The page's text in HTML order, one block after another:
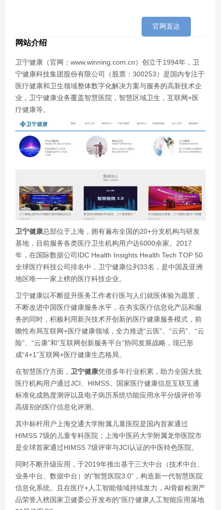
官网直达
网站介绍
卫宁健康（官网：www.winning.com.cn）创立于1994年，卫
宁健康科技集团股份有限公司（股票：300253）是国内专注于
医疗健康和卫生领域整体数字化解决方案与服务的高新技术企
业，卫宁健康业务覆盖智慧医院，智慧区域卫生，互联网+医
疗健康等。
卫宁健康总部位于上海，拥有遍布全国的20+分支机构与研发
基地，目前服务各类医疗卫生机构用户达6000余家。2017
年，在国际数据公司IDC Health Insights Health Tech TOP 50
全球医疗科技公司排名中，卫宁健康位列33名，是中国及亚洲
地区唯一一家上榜的医疗科技企业。
卫宁健康以不断提升医务工作者行医与人们就医体验为愿景，
不断改进中国医疗健康服务水平，在夯实医疗信息化产品和服
务的同时，积极利用新兴技术开创新的医疗健康服务模式，前
瞻性布局互联网+医疗健康领域，全力推进“云医”、“云药”、“云
险”、“云康”和“互联网创新服务平台”协同发展战略，现已形
成“4+1”互联网+医疗健康生态格局。
在智慧医疗方面，卫宁健康凭借多年行业积累，助力全国大批
医疗机构用户通过JCI、HIMSS、国家医疗健康信息互联互通
标准化成熟度测评以及电子病历系统功能应用水平分级评价等
高级别的医疗信息化评测。
其中标杆用户上海交通大学附属儿童医院是国内首家通过
HIMSS 7级的儿童专科医院；上海中医药大学附属龙华医院市
是全球首家通过HIMSS 7级评审与JCI认证的中医特色医院。
同时不断升级应用，于2019年推出基于三大中台（技术中台、
业务中台、数据中台）的“智慧医院3.0”，构造新一代智慧医院
信息化系统。且在医疗+人工智能领域持续发力，AI骨龄检测产
品荣誉入榜国家卫健委公开发布的“医疗健康人工智能应用落地